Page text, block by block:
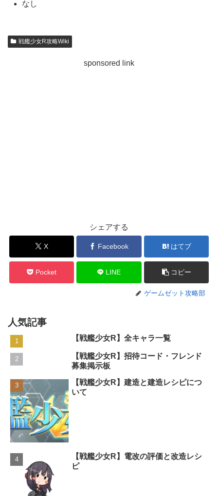
なし
戦艦少女R攻略Wiki
sponsored link
シェアする
X Facebook はてブ
Pocket LINE コピー
ゲームゼット攻略部
人気記事
【戦艦少女R】全キャラ一覧
【戦艦少女R】招待コード・フレンド
募集掲示板
【戦艦少女R】建造と建造レシピにつ
いて
【戦艦少女R】電改の評価と改造レシ
ピ